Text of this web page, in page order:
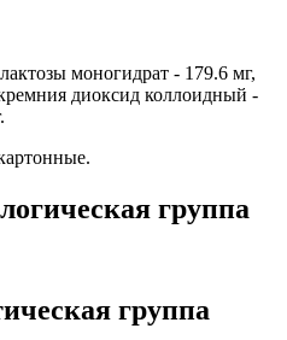
моногидрат - 179.6 мг,
диоксид коллоидный -
группа
группа